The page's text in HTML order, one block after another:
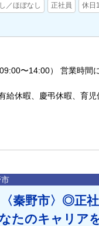
／ほぼなし 正社員 休日
〜14:00） 営業時間
給休暇、慶弔休暇、育
秦野市〉◎正
のキャリア